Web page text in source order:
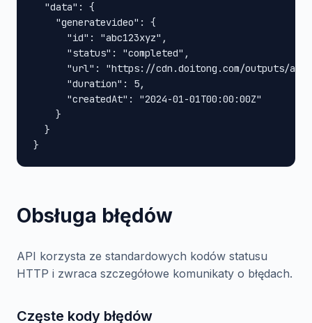
  "data": {
    "generatevideo": {
      "id": "abc123xyz",
      "status": "completed",
"url": "https://cdn.doitong.com/outputs/
      "duration": 5,
      "createdAt": "2024-01-01T00:00:00Z"
    }
  }
}
Obsługa błędów
API korzysta ze standardowych kodów statusu
HTTP i zwraca szczegółowe komunikaty o błędach.
Częste kody błędów